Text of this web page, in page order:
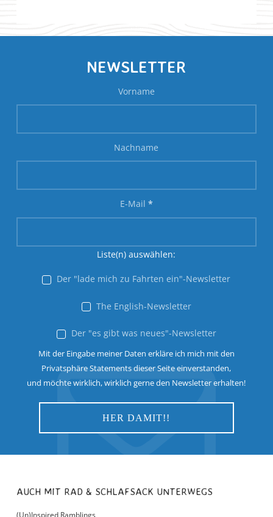
NEWSLETTER
Vorname
Nachname
E-Mail *
Liste(n) auswählen:
Der "lade mich zu Fahrten ein"-Newsletter
The English-Newsletter
Der "es gibt was neues"-Newsletter
Mit der Eingabe meiner Daten erkläre ich mich mit den
Privatsphäre Statements dieser Seite einverstanden,
und möchte wirklich, wirklich gerne den Newsletter erhalten!
AUCH MIT RAD & SCHLAFSACK UNTERWEGS